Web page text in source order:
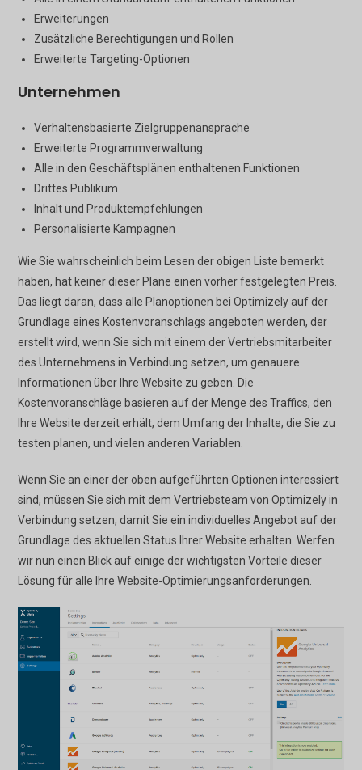
Erweiterungen
Zusätzliche Berechtigungen und Rollen
Erweiterte Targeting-Optionen
Unternehmen
Verhaltensbasierte Zielgruppenansprache
Erweiterte Programmverwaltung
Alle in den Geschäftsplänen enthaltenen Funktionen
Drittes Publikum
Inhalt und Produktempfehlungen
Personalisierte Kampagnen
Wie Sie wahrscheinlich beim Lesen der obigen Liste bemerkt
haben, hat keiner dieser Pläne einen vorher festgelegten Preis.
Das liegt daran, dass alle Planoptionen bei Optimizely auf der
Grundlage eines Kostenvoranschlags angeboten werden, der
erstellt wird, wenn Sie sich mit einem der Vertriebsmitarbeiter
des Unternehmens in Verbindung setzen, um genauere
Informationen über Ihre Website zu geben. Die
Kostenvoranschläge basieren auf der Menge des Traffics, den
Ihre Website derzeit erhält, dem Umfang der Inhalte, die Sie zu
testen planen, und vielen anderen Variablen.
Wenn Sie an einer der oben aufgeführten Optionen interessiert
sind, müssen Sie sich mit dem Vertriebsteam von Optimizely in
Verbindung setzen, damit Sie ein individuelles Angebot auf der
Grundlage des aktuellen Status Ihrer Website erhalten. Werfen
wir nun einen Blick auf einige der wichtigsten Vorteile dieser
Lösung für alle Ihre Website-Optimierungsanforderungen.